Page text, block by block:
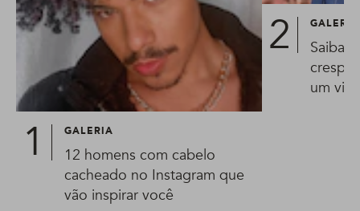
GALERIA
12 homens com cabelo
cacheado no Instagram que
vão inspirar você
GALERIA
Saiba
crespo
um